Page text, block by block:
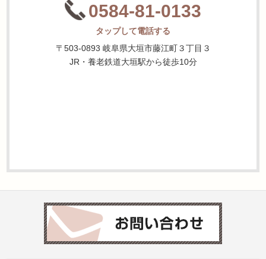
0584-81-0133
タップして電話する
〒503-0893 岐阜県大垣市藤江町３丁目３
JR・養老鉄道大垣駅から徒歩10分